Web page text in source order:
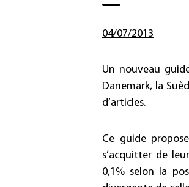
04/07/2013
Un nouveau
Danemark, la
d’articles.
Ce guide
s’acquitter de
0,1% selon la